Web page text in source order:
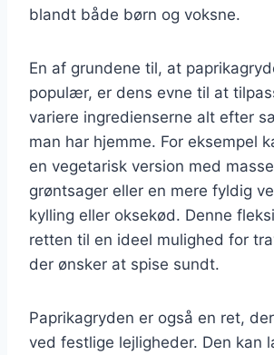
blandt både børn og voksne.
En af grundene til, at
populær, er dens evne til at
variere ingredienserne alt efter
man har hjemme. For eksempel
en vegetarisk version med
grøntsager eller en mere fyldig
kylling eller oksekød. Denne
retten til en ideel mulighed for
der ønsker at spise sundt.
Paprikagryden er også en ret,
ved festlige lejligheder. Den kan